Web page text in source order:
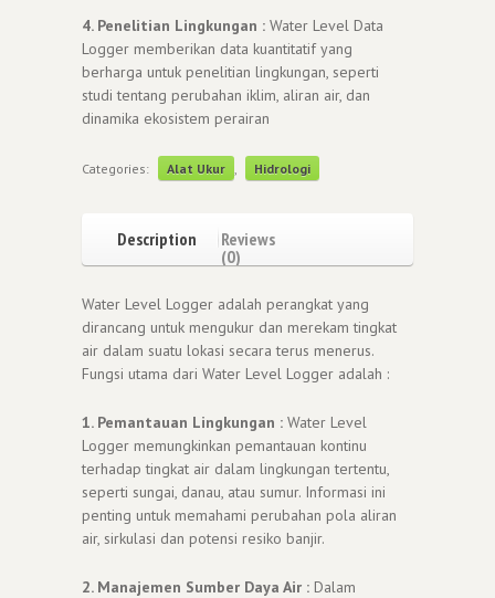
4. Penelitian Lingkungan : Water Level Data
Logger memberikan data kuantitatif yang
berharga untuk penelitian lingkungan, seperti
studi tentang perubahan iklim, aliran air, dan
dinamika ekosistem perairan
Categories: Alat Ukur Hidrologi
Description
Reviews
(0)
Water Level Logger adalah perangkat yang
dirancang untuk mengukur dan merekam tingkat
air dalam suatu lokasi secara terus menerus.
Fungsi utama dari Water Level Logger adalah :
1. Pemantauan Lingkungan : Water Level
Logger memungkinkan pemantauan kontinu
terhadap tingkat air dalam lingkungan tertentu,
seperti sungai, danau, atau sumur. Informasi ini
penting untuk memahami perubahan pola aliran
air, sirkulasi dan potensi resiko banjir.
2. Manajemen Sumber Daya Air : Dalam